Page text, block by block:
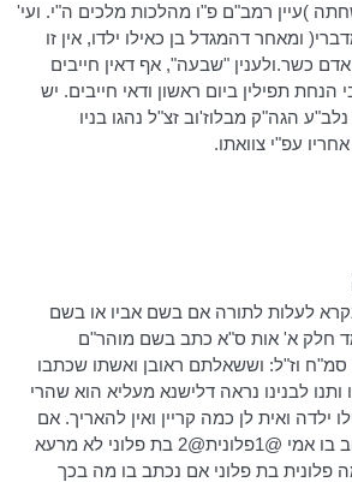
)עיין רמב"ם פ"ו מהלכות מלכים ה"י. ועי'
ומאחרדהמגדל בן כאילו ילדו, אין זו
כשר.ולענין "שבעה", אףדאין חייבים
הנחת תפילין ביום ראשון ודאי חייבים. יש
נלב"ע הגה"ק מבלוז'וב זצ"ל נהגו בניו
עפ"י צוואתו.
לעלות לתורה אם בשם אביו או בשם
חלק א' אות ס"א כתב בשם מוהר"ם
סמ"ח וז"ל: וששאלתם ראובן ואשתו שכתבו
לבנינו נראהדלישנא מעליא הוא שהרי
ילדה ואית לן כמה קריין ואין להאריך. אם
בו אמי @1פלונית@2 בת פלוני לא מרעא
פלונית בת פלוני אם נכתב בו מה בכך